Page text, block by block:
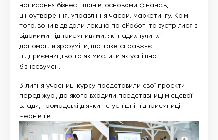
написання бізнес-планів, основами фінансів,
ціноутворення, управління часом, маркетингу. Крім
того, вони відвідали лекцію по єРоботі та зустрілися з
відомими підприємницями, які надихнули їх і
допомогли зрозуміти, що таке справжнє
підприємництво та як мислити як успішна
бізнесвумен.
3 липня учасниці курсу представили свої проєкти
перед журі, до якого входили представниці місцевої
влади, громадські діячки та успішні підприємниці
Чернівців.